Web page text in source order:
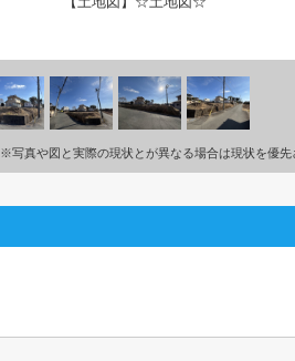
※写真や図と実際の現状とが異なる場合は現状を優先